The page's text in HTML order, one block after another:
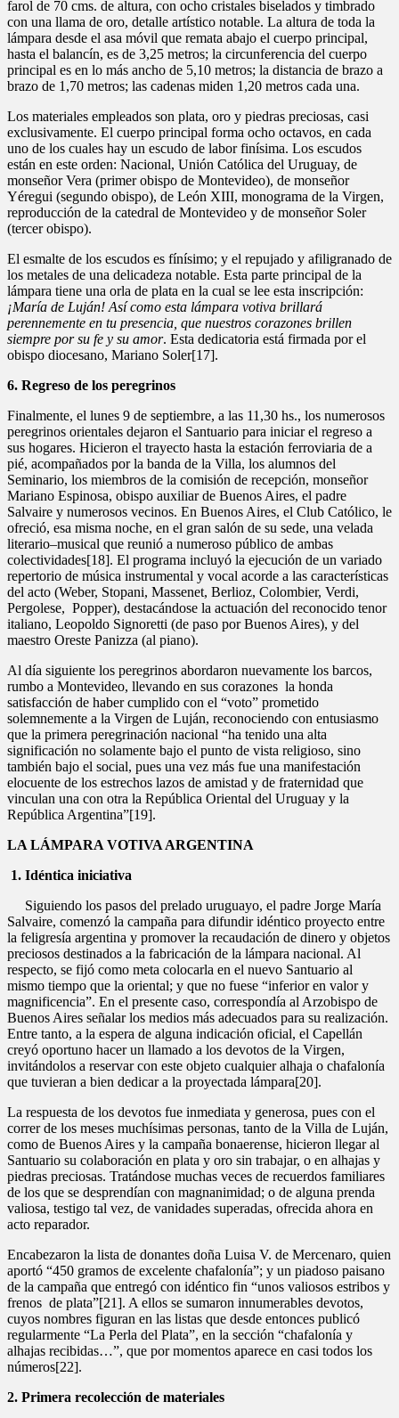
farol de 70 cms. de altura, con ocho cristales biselados y timbrado
con una llama de oro, detalle artístico notable. La altura de toda la
lámpara desde el asa móvil que remata abajo el cuerpo principal,
hasta el balancín, es de 3,25 metros; la circunferencia del cuerpo
principal es en lo más ancho de 5,10 metros; la distancia de brazo a
brazo de 1,70 metros; las cadenas miden 1,20 metros cada una.
Los materiales empleados son plata, oro y piedras preciosas, casi
exclusivamente. El cuerpo principal forma ocho octavos, en cada
uno de los cuales hay un escudo de labor finísima. Los escudos
están en este orden: Nacional, Unión Católica del Uruguay, de
monseñor Vera (primer obispo de Montevideo), de monseñor
Yéregui (segundo obispo), de León XIII, monograma de la Virgen,
reproducción de la catedral de Montevideo y de monseñor Soler
(tercer obispo).
El esmalte de los escudos es fínísimo; y el repujado y afiligranado de
los metales de una delicadeza notable. Esta parte principal de la
lámpara tiene una orla de plata en la cual se lee esta inscripción:
¡María de Luján! Así como esta lámpara votiva brillará
perennemente en tu presencia, que nuestros corazones brillen
siempre por su fe y su amor. Esta dedicatoria está firmada por el
obispo diocesano, Mariano Soler[17].
6. Regreso de los peregrinos
Finalmente, el lunes 9 de septiembre, a las 11,30 hs., los numerosos
peregrinos orientales dejaron el Santuario para iniciar el regreso a
sus hogares. Hicieron el trayecto hasta la estación ferroviaria de a
pié, acompañados por la banda de la Villa, los alumnos del
Seminario, los miembros de la comisión de recepción, monseñor
Mariano Espinosa, obispo auxiliar de Buenos Aires, el padre
Salvaire y numerosos vecinos. En Buenos Aires, el Club Católico, le
ofreció, esa misma noche, en el gran salón de su sede, una velada
literario–musical que reunió a numeroso público de ambas
colectividades[18]. El programa incluyó la ejecución de un variado
repertorio de música instrumental y vocal acorde a las características
del acto (Weber, Stopani, Massenet, Berlioz, Colombier, Verdi,
Pergolese, Popper), destacándose la actuación del reconocido tenor
italiano, Leopoldo Signoretti (de paso por Buenos Aires), y del
maestro Oreste Panizza (al piano).
Al día siguiente los peregrinos abordaron nuevamente los barcos,
rumbo a Montevideo, llevando en sus corazones la honda
satisfacción de haber cumplido con el “voto” prometido
solemnemente a la Virgen de Luján, reconociendo con entusiasmo
que la primera peregrinación nacional “ha tenido una alta
significación no solamente bajo el punto de vista religioso, sino
también bajo el social, pues una vez más fue una manifestación
elocuente de los estrechos lazos de amistad y de fraternidad que
vinculan una con otra la República Oriental del Uruguay y la
República Argentina”[19].
LA LÁMPARA VOTIVA ARGENTINA
1. Idéntica iniciativa
Siguiendo los pasos del prelado uruguayo, el padre Jorge María
Salvaire, comenzó la campaña para difundir idéntico proyecto entre
la feligresía argentina y promover la recaudación de dinero y objetos
preciosos destinados a la fabricación de la lámpara nacional. Al
respecto, se fijó como meta colocarla en el nuevo Santuario al
mismo tiempo que la oriental; y que no fuese “inferior en valor y
magnificencia”. En el presente caso, correspondía al Arzobispo de
Buenos Aires señalar los medios más adecuados para su realización.
Entre tanto, a la espera de alguna indicación oficial, el Capellán
creyó oportuno hacer un llamado a los devotos de la Virgen,
invitándolos a reservar con este objeto cualquier alhaja o chafalonía
que tuvieran a bien dedicar a la proyectada lámpara[20].
La respuesta de los devotos fue inmediata y generosa, pues con el
correr de los meses muchísimas personas, tanto de la Villa de Luján,
como de Buenos Aires y la campaña bonaerense, hicieron llegar al
Santuario su colaboración en plata y oro sin trabajar, o en alhajas y
piedras preciosas. Tratándose muchas veces de recuerdos familiares
de los que se desprendían con magnanimidad; o de alguna prenda
valiosa, testigo tal vez, de vanidades superadas, ofrecida ahora en
acto reparador.
Encabezaron la lista de donantes doña Luisa V. de Mercenaro, quien
aportó “450 gramos de excelente chafalonía”; y un piadoso paisano
de la campaña que entregó con idéntico fin “unos valiosos estribos y
frenos de plata”[21]. A ellos se sumaron innumerables devotos,
cuyos nombres figuran en las listas que desde entonces publicó
regularmente “La Perla del Plata”, en la sección “chafalonía y
alhajas recibidas…”, que por momentos aparece en casi todos los
números[22].
2. Primera recolección de materiales